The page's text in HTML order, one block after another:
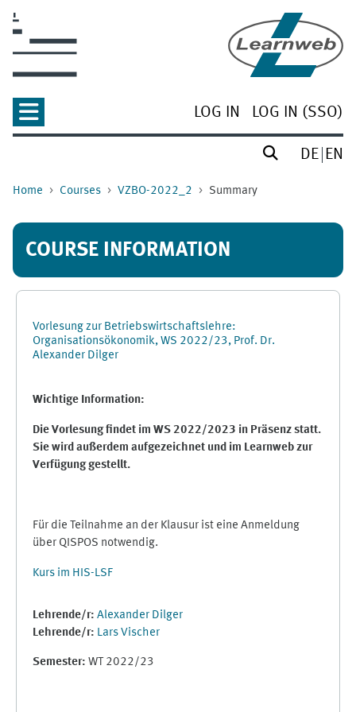
LOG IN LOG IN (SSO)
DE EN
Home Courses VZBO-2022_2 Summary
COURSE INFORMATION
Vorlesung zur Betriebswirtschaftslehre:
Organisationsökonomik, WS 2022/23, Prof. Dr.
Alexander Dilger
Wichtige Information:
Die Vorlesung findet im WS 2022/2023 in Präsenz statt.
Sie wird außerdem aufgezeichnet und im Learnweb zur
Verfügung gestellt.
Für die Teilnahme an der Klausur ist eine Anmeldung
über QISPOS notwendig.
Kurs im HIS-LSF
Lehrende/r: Alexander Dilger
Lehrende/r: Lars Vischer
Semester: WT 2022/23